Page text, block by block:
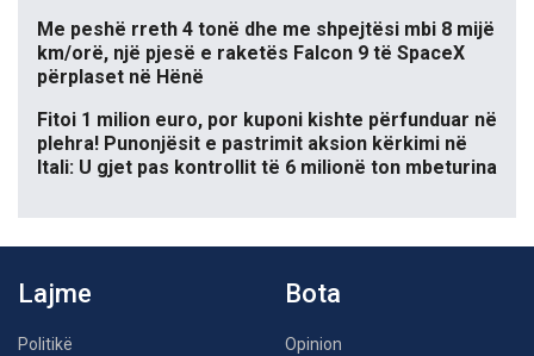
Me peshë rreth 4 tonë dhe me shpejtësi mbi 8 mijë
km/orë, një pjesë e raketës Falcon 9 të SpaceX
përplaset në Hënë
Fitoi 1 milion euro, por kuponi kishte përfunduar në
plehra! Punonjësit e pastrimit aksion kërkimi në
Itali: U gjet pas kontrollit të 6 milionë ton mbeturina
Lajme
Politikë
Bota
Opinion